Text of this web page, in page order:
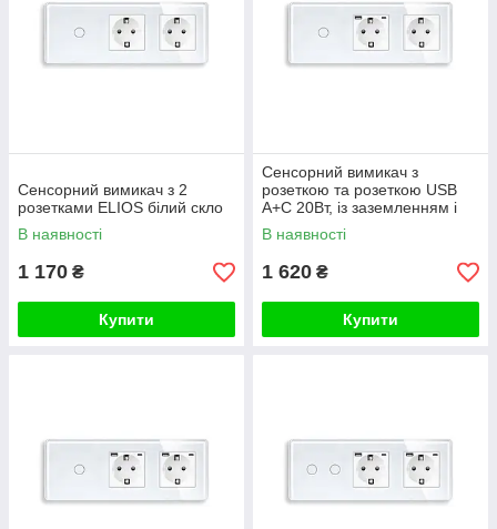
Сенсорний вимикач з 2
розетками ELIOS білий скло
В наявності
1 170 ₴
Купити
Сенсорний вимикач з
розеткою та розеткою USB
A+C 20Вт, із заземленням і
шторками ELIOS 16А 230В
білий скло
В наявності
1 620 ₴
Купити